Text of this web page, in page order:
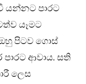
යන්නට පාරට
යෑමට
පිටව ගොස්
ආවාය. සති
ලෙස